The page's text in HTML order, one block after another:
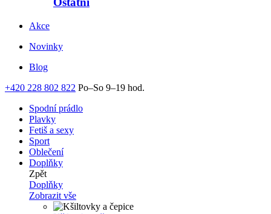
Akce
Novinky
Blog
+420 228 802 822 Po–So 9–19 hod.
Spodní prádlo
Plavky
Fetiš a sexy
Sport
Oblečení
Doplňky
Zpět
Doplňky
Zobrazit vše